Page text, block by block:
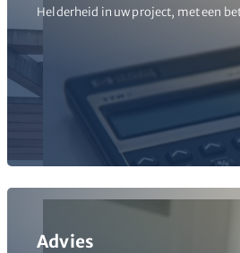
Helderheid in uw project, met een
Advies